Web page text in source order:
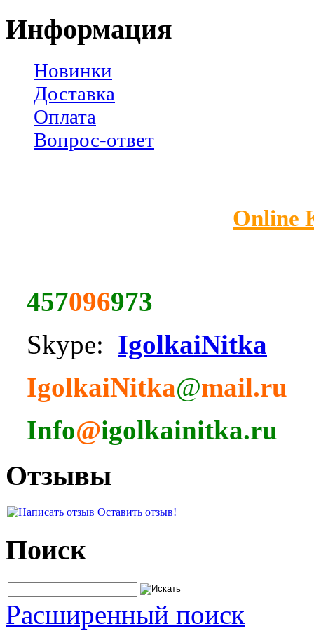
Информация
Новинки
Доставка
Оплата
Вопрос-ответ
Online
457096973
Skype: IgolkaiNitka
IgolkaiNitka@mail.ru
Info@igolkainitka.ru
Отзывы
Оставить отзыв!
Поиск
Расширенный поиск